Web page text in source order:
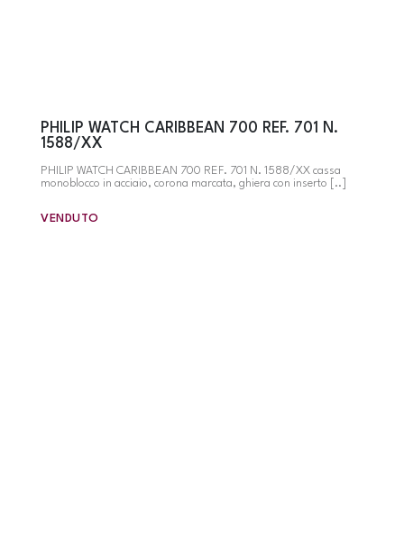
PHILIP WATCH CARIBBEAN 700 REF. 701 N.
1588/XX
PHILIP WATCH CARIBBEAN 700 REF. 701 N. 1588/XX cassa
monoblocco in acciaio, corona marcata, ghiera con inserto [..]
VENDUTO